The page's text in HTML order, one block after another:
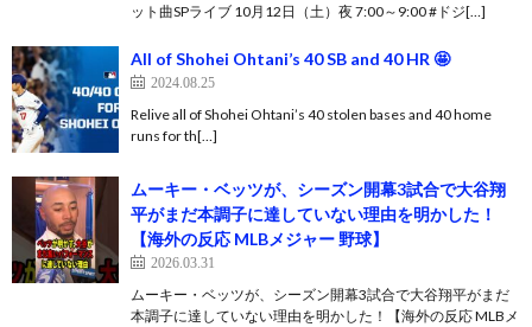
ット曲SPライブ 10月12日（土）夜 7:00～9:00 #ドジ[…]
All of Shohei Ohtani’s 40 SB and 40 HR 🤩
2024.08.25
Relive all of Shohei Ohtani’s 40 stolen bases and 40 home
runs for th[…]
ムーキー・ベッツが、シーズン開幕3試合で大谷翔
平がまだ本調子に達していない理由を明かした！
【海外の反応 MLBメジャー 野球】
2026.03.31
ムーキー・ベッツが、シーズン開幕3試合で大谷翔平がまだ
本調子に達していない理由を明かした！【海外の反応 MLBメ